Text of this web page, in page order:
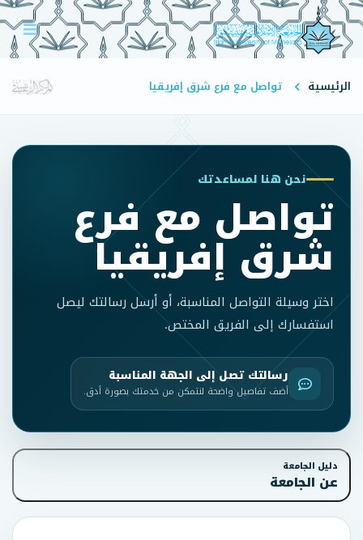
الرئيسية تواصل مع فرع شرق إفريقيا
نحن هنا لمساعدتك
تواصل مع فرع
شرق إفريقيا
اختر وسيلة التواصل المناسبة، أو أرسل رسالتك ليصل
استفسارك إلى الفريق المختص.
رسالتك تصل إلى الجهة المناسبة
أضف تفاصيل واضحة لنتمكن من خدمتك بصورة أدق.
دليل الجامعة
عن الجامعة